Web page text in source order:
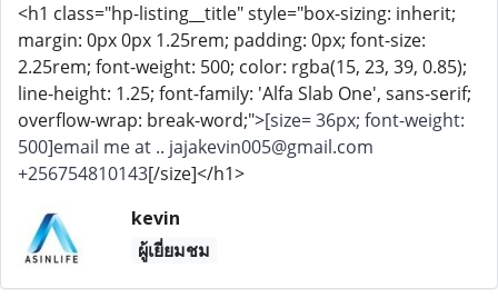
<h1 class="hp-listing__title" style="box-sizing: inherit;
margin: 0px 0px 1.25rem; padding: 0px; font-size:
2.25rem; font-weight: 500; color: rgba(15, 23, 39, 0.85);
line-height: 1.25; font-family: 'Alfa Slab One', sans-serif;
overflow-wrap: break-word;">[size= 36px; font-weight:
500]email me at .. jajakevin005@gmail.com
+256754810143[/size]</h1>
kevin
ผู้เยี่ยมชม